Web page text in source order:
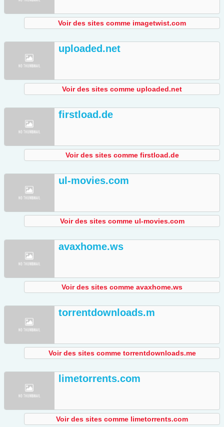
Voir des sites comme imagetwist.com
uploaded.net
Voir des sites comme uploaded.net
firstload.de
Voir des sites comme firstload.de
ul-movies.com
Voir des sites comme ul-movies.com
avaxhome.ws
Voir des sites comme avaxhome.ws
torrentdownloads.m
Voir des sites comme torrentdownloads.me
limetorrents.com
Voir des sites comme limetorrents.com